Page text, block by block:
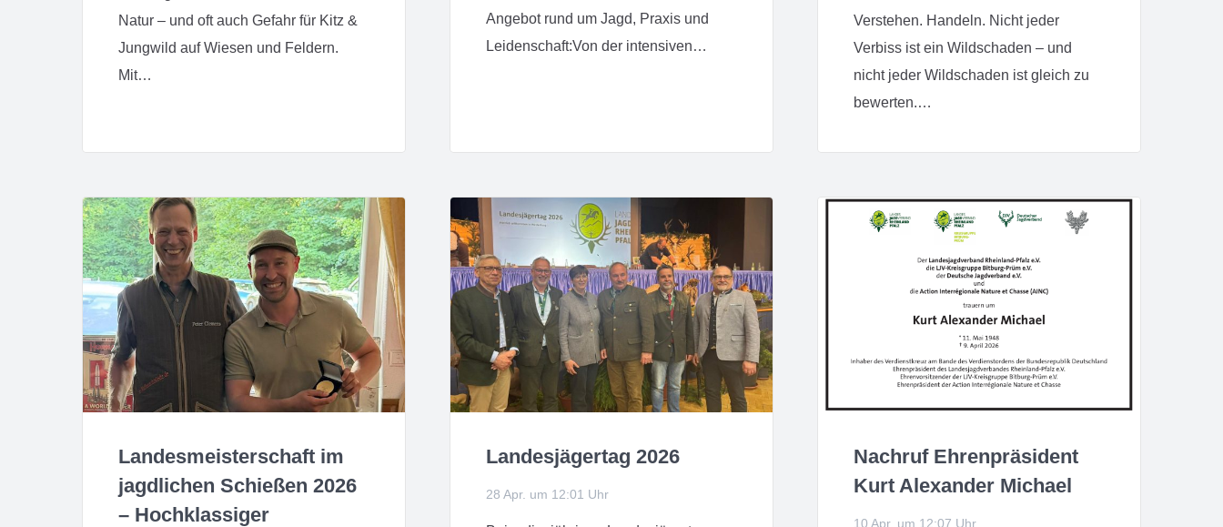
Natur – und oft auch Gefahr für Kitz &
Jungwild auf Wiesen und Feldern.
Mit…
Angebot rund um Jagd, Praxis und
Leidenschaft:Von der intensiven…
Verstehen. Handeln. Nicht jeder
Verbiss ist ein Wildschaden – und
nicht jeder Wildschaden ist gleich zu
bewerten.…
Landesmeisterschaft im
jagdlichen Schießen 2026
– Hochklassiger
Landesjägertag 2026
28 Apr. um 12:01 Uhr
Nachruf Ehrenpräsident
Kurt Alexander Michael
10 Apr. um 12:07 Uhr